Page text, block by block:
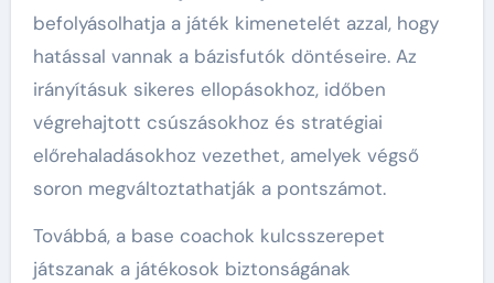
befolyásolhatja a játék kimenetelét azzal, hogy
hatással vannak a bázisfutók döntéseire. Az
irányításuk sikeres ellopásokhoz, időben
végrehajtott csúszásokhoz és stratégiai
előrehaladásokhoz vezethet, amelyek végső
soron megváltoztathatják a pontszámot.
Továbbá, a base coachok kulcsszerepet
játszanak a játékosok biztonságának